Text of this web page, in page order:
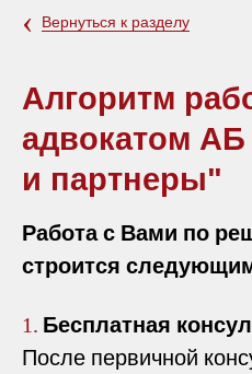
‹ Вернуться к разделу
Алгоритм
адвокатом
и партнеры"
Работа с Вами по
строится
1. Бесплатная
После первичной